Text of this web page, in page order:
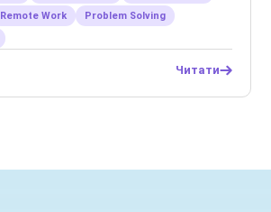
Remote Work
Problem Solving
Читати